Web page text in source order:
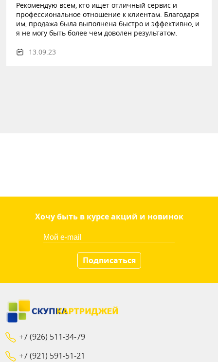
Рекомендую всем, кто ищет отличный сервис и
профессиональное отношение к клиентам. Благодаря
им, продажа была выполнена быстро и эффективно, и
я не могу быть более чем доволен результатом.
13.09.23
Хочу быть в курсе акций и новинок
Подписаться
+7 (926) 511-34-79
+7 (921) 591-51-21